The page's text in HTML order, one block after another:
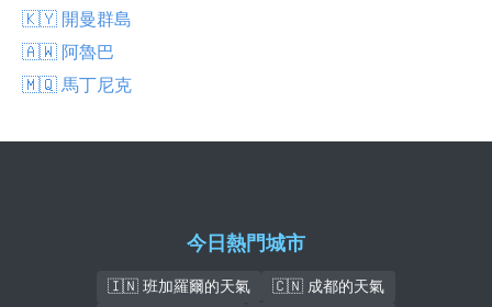
🇰🇾 開曼群島
🇦🇼 阿魯巴
🇲🇶 馬丁尼克
今日熱門城市
🇮🇳 班加羅爾的天氣
🇨🇳 成都的天氣